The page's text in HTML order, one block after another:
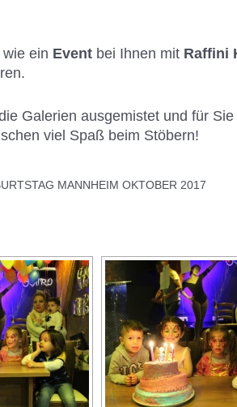
ein Event bei Ihnen mit Raffini
Galerien ausgemistet und für
viel Spaß beim Stöbern!
MANNHEIM OKTOBER 2017